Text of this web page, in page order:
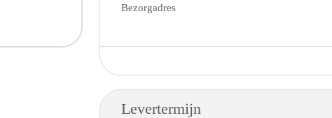
Bezorgadres
Levertermijn